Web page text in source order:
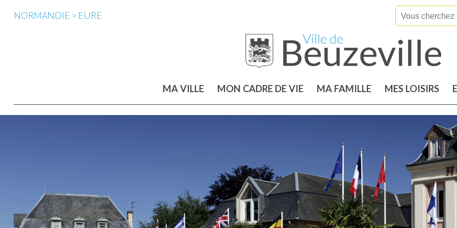
NORMANDIE > EURE
MA VILLE MON CADRE DE VIE MA FAMILLE MES LOISIRS